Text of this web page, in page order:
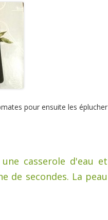
pour ensuite les éplucher
casserole d'eau et
de secondes. La peau